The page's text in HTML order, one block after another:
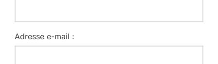
Adresse e-mail :